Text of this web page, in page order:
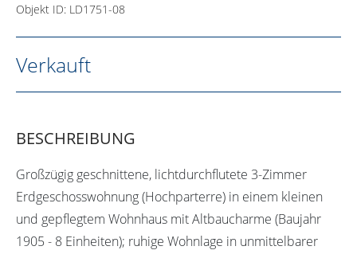
Objekt ID: LD1751-08
Verkauft
BESCHREIBUNG
Großzügig geschnittene, lichtdurchflutete 3-Zimmer
Erdgeschosswohnung (Hochparterre) in einem kleinen
und gepflegtem Wohnhaus mit Altbaucharme (Baujahr
1905 - 8 Einheiten); ruhige Wohnlage in unmittelbarer